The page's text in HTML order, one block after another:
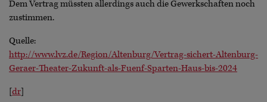
Dem Vertrag müssten allerdings auch die Gewerkschaften noch
zustimmen.
Quelle:
http://www.lvz.de/Region/Altenburg/Vertrag-sichert-Altenburg-
Geraer-Theater-Zukunft-als-Fuenf-Sparten-Haus-bis-2024
[dr]